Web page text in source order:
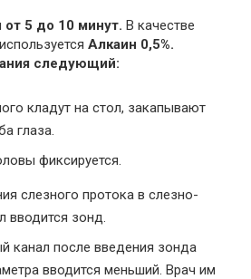
от 5 до 10 минут. В качестве
Алкаин 0,5%.
следующий:
кладут на стол, закапывают
глаза.
фиксируется.
слезного протока в слезно-
вводится зонд.
канал после введения зонда
вводится меньший. Врач им